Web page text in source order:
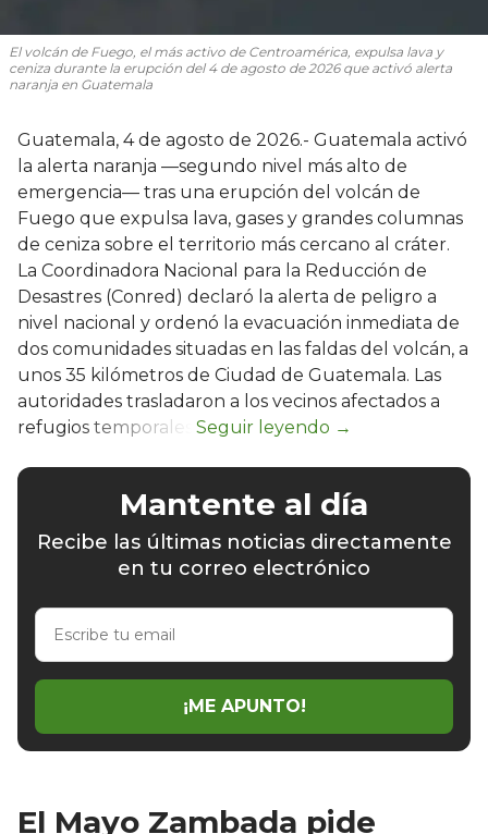
El volcán de Fuego, el más activo de Centroamérica, expulsa lava y
ceniza durante la erupción del 4 de agosto de 2026 que activó alerta
naranja en Guatemala
Guatemala, 4 de agosto de 2026.- Guatemala activó
la alerta naranja —segundo nivel más alto de
emergencia— tras una erupción del volcán de
Fuego que expulsa lava, gases y grandes columnas
de ceniza sobre el territorio más cercano al cráter.
La Coordinadora Nacional para la Reducción de
Desastres (Conred) declaró la alerta de peligro a
nivel nacional y ordenó la evacuación inmediata de
dos comunidades situadas en las faldas del volcán, a
unos 35 kilómetros de Ciudad de Guatemala. Las
autoridades trasladaron a los vecinos afectados a
refugios temporales.
Mantente al día
Recibe las últimas noticias directamente
en tu correo electrónico
Escribe
email
¡ME APUNTO!
El Mayo Zambada pide